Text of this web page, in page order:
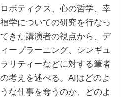
ロボティクス、心の哲学、幸
福学についての研究を行なっ
てきた講演者の視点から、デ
ィープラーニング、シンギュ
ラリティーなどに対する筆者
の考えを述べる。AIはどのよ
うな仕事を奪うのか、どのよ